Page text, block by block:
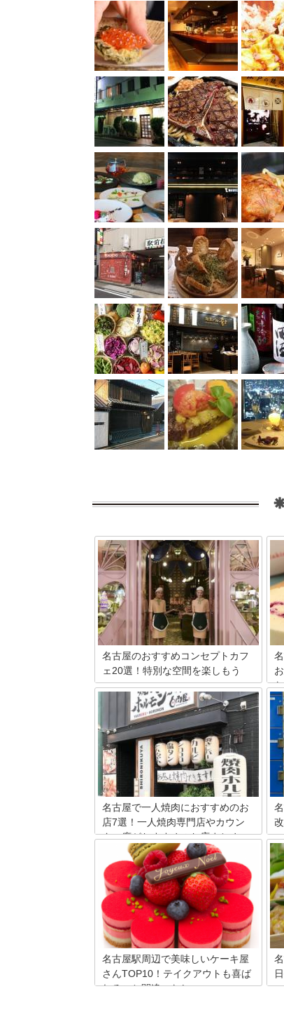
名古屋のおすすめコンセプトカフ
ェ20選！特別な空間を楽しもう
名古屋にいるなら栄や大須のコンセプト
カフェに行かない選択肢はありません！
メイドカフェに始まり女性向けのお店や
イベント満載のスポット、人気漫画をテ
ーマにした話題のコンカフェが大集合。
有名なOSU301ビルのコンセプトカフェ
詳細やおすすめポイントもご紹介しま
す。名古屋のコンセプトカフェでプチ旅
行気分！
名
名古屋で一人焼肉におすすめのお
店7選！一人焼肉専門店やカウン
ター席がおすすめのお店まとめ
東京から2時間ほどと近い「名古屋」に
は、一人焼肉専門店をはじめお一人様歓
迎のカウンター席を設置しているお店が
いくつもあります。これからはじめて一
人焼肉にチャレンジしてみたい人達のた
めに、名古屋でおすすめの人気店を7店
ご紹介します。
遅
場
チ
て
名古屋駅周辺で美味しいケーキ屋
さんTOP10！テイクアウトも喜ば
れること間違いなし